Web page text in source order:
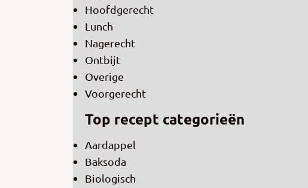
Hoofdgerecht
Lunch
Nagerecht
Ontbijt
Overige
Voorgerecht
Top recept categorieën
Aardappel
Baksoda
Biologisch